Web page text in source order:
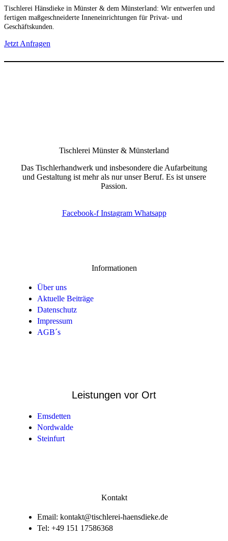
Tischlerei Hänsdieke in Münster & dem Münsterland: Wir entwerfen und
fertigen maßgeschneiderte Inneneinrichtungen für Privat- und
Geschäftskunden.
Jetzt Anfragen
Tischlerei Münster & Münsterland
Das Tischlerhandwerk und insbesondere die Aufarbeitung
und Gestaltung ist mehr als nur unser Beruf. Es ist unsere
Passion.
Facebook-f Instagram Whatsapp
Informationen
Über uns
Aktuelle Beiträge
Datenschutz
Impressum
AGB´s
Leistungen vor Ort
Emsdetten
Nordwalde
Steinfurt
Kontakt
Email: kontakt@tischlerei-haensdieke.de
Tel: +49 151 17586368